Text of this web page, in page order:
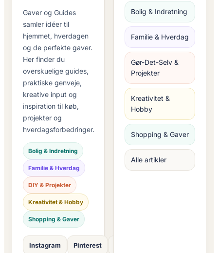
Gaver og Guides
samler idéer til
hjemmet, hverdagen
og de perfekte gaver.
Her finder du
overskuelige guides,
praktiske genveje,
kreative input og
inspiration til køb,
projekter og
hverdagsforbedringer.
Bolig & Indretning
Familie & Hverdag
DIY & Projekter
Kreativitet & Hobby
Shopping & Gaver
Instagram Pinterest
Bolig & Indretning
Familie & Hverdag
Gør-Det-Selv &
Projekter
Kreativitet &
Hobby
Shopping & Gaver
Alle artikler